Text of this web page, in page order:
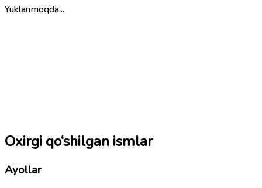
Yuklanmoqda...
Oxirgi qo‘shilgan ismlar
Ayollar